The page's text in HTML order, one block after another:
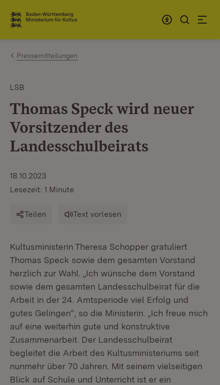
Zum Inhalt springen
Link zur Startseite
Pressemitteilungen
LSB
Thomas Speck wird neuer
Vorsitzender des
Landesschulbeirats
18.10.2023
Lesezeit: 1 Minute
Teilen Text vorlesen
Kultusministerin Theresa Schopper gratuliert
Thomas Speck sowie dem gesamten Vorstand
herzlich zur Wahl. „Ich wünsche dem Vorstand
sowie dem gesamten Landesschulbeirat für die
Arbeit in der 24. Amtsperiode viel Erfolg und
gutes Gelingen“, so die Ministerin. „Ich freue mich
auf eine weiterhin gute und konstruktive
Zusammenarbeit. Der Landesschulbeirat
begleitet die Arbeit des Kultusministeriums seit
nunmehr über 70 Jahren. Mit seinem vielseitigen
Blick auf Schule und Unterricht ist er ein